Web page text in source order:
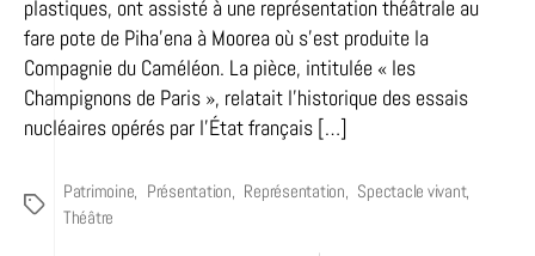
plastiques, ont assisté à une représentation théâtrale au
fare pote de Piha’ena à Moorea où s’est produite la
Compagnie du Caméléon. La pièce, intitulée « les
Champignons de Paris », relatait l’historique des essais
nucléaires opérés par l’État français […]
Étiquettes
Patrimoine, Présentation, Représentation, Spectacle vivant,
Théâtre